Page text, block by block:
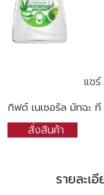
แชร์
กิฟต์ เนเชอรัล มัทฉะ ที
สั่งสินค้า
รายละ